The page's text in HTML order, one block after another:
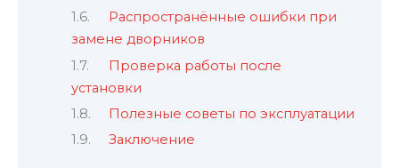
Распространённые ошибки при
замене дворников
Проверка работы после
установки
Полезные советы по эксплуатации
Заключение